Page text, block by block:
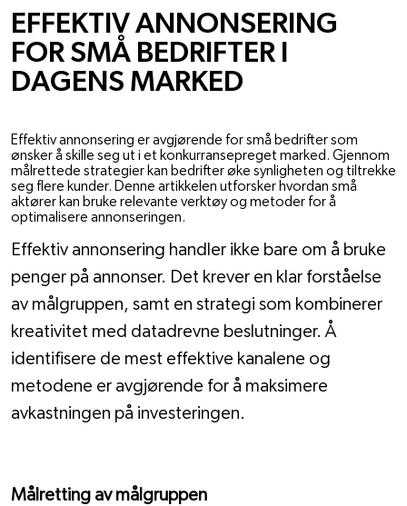
Effektiv annonsering handler ikke bare om å bruke
penger på annonser. Det krever en klar forståelse
av målgruppen, samt en strategi som kombinerer
kreativitet med datadrevne beslutninger. Å
identifisere de mest effektive kanalene og
metodene er avgjørende for å maksimere
avkastningen på investeringen.
Målretting av målgruppen
EFFEKTIV ANNONSERING
FOR SMÅ BEDRIFTER I
DAGENS MARKED
Effektiv annonsering er avgjørende for små bedrifter som
ønsker å skille seg ut i et konkurransepreget marked. Gjennom
målrettede strategier kan bedrifter øke synligheten og tiltrekke
seg flere kunder. Denne artikkelen utforsker hvordan små
aktører kan bruke relevante verktøy og metoder for å
optimalisere annonseringen.